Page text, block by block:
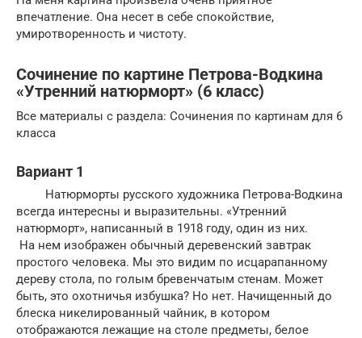
впечатление. Она несет в себе спокойствие,
умиротворенность и чистоту.
Сочинение по картине Петрова-Водкина
«Утренний натюрморт» (6 класс)
Все материалы с раздела: Сочинения по картинам для 6
класса
Вариант 1
Натюрморты русского художника Петрова-Водкина
всегда интересны и выразительны. «Утренний
натюрморт», написанный в 1918 году, один из них.
На нем изображен обычный деревенский завтрак
простого человека. Мы это видим по исцарапанному
дереву стола, по голым бревенчатым стенам. Может
быть, это охотничья избушка? Но нет. Начищенный до
блеска никелированный чайник, в котором
отображаются лежащие на столе предметы, белое